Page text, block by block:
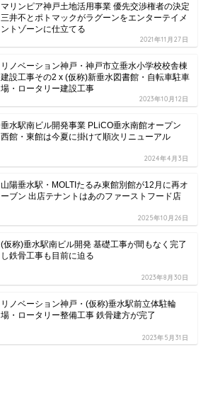
マリンピア神戸土地活用事業 優先交渉権者の決定
三井不とポトマックがラグーンをエンターテイメ
ントゾーンに仕立てる
2021年11月27日
リノベーション神戸・神戸市立垂水小学校校舎棟
建設工事その2 x (仮称)新垂水図書館・自転車駐車
場・ロータリー建設工事
2023年10月12日
垂水駅南ビル開発事業 PLiCO垂水南館オープン
西館・東館は今夏に掛けて順次リニューアル
2024年4月3日
山陽垂水駅・MOLTIたるみ東館別館が12月に再オ
ーブン 出店テナントはあのファーストフード店
2025年10月26日
(仮称)垂水駅南ビル開発 基礎工事が間もなく完了
し鉄骨工事も目前に迫る
2023年8月30日
リノベーション神戸・(仮称)垂水駅前立体駐輪
場・ロータリー整備工事 鉄骨建方が完了
2023年5月31日